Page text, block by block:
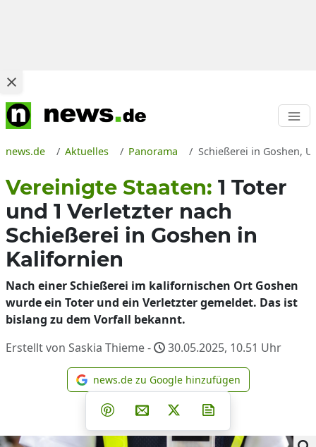
news.de Aktuelles Panorama Schießerei in Goshen,
Vereinigte Staaten: 1 Toter
und 1 Verletzter nach
Schießerei in Goshen in
Kalifornien
Nach einer Schießerei im kalifornischen Ort Goshen
wurde ein Toter und ein Verletzter gemeldet. Das ist
bislang zu dem Vorfall bekannt.
Erstellt von Saskia Thieme -
30.05.2025, 10.51 Uhr
news.de zu Google
news.de zu Google hinzufügen
Teilen auf Facebook
Teilen auf Whatsapp
Teilen auf Telegram
Teilen auf Pinterest
Per E-Mail teilen
Post auf X